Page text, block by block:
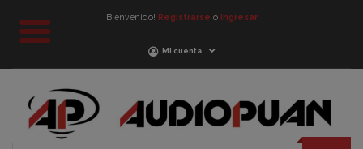
Bienvenido! Registrarse o Ingresar
Mi cuenta